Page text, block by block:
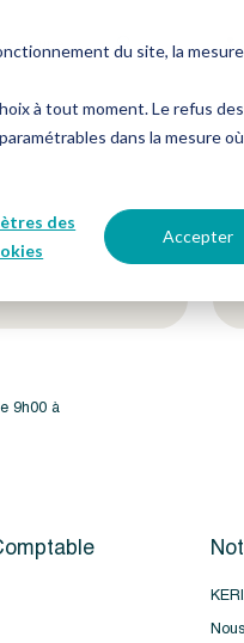
du site, la
à tout moment. Le refus
dans la mesure
des
Accepter
groupe
9h00 à